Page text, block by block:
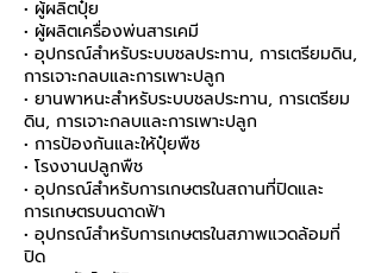
• ผู้ผลิตปุ๋ย
• ผู้ผลิตเครื่องพ่นสารเคมี
• อุปกรณ์สำหรับระบบชลประทาน, การเตรียมดิน,
การเจาะกลบและการเพาะปลูก
• ยานพาหนะสำหรับระบบชลประทาน, การเตรียม
ดิน, การเจาะกลบและการเพาะปลูก
• การป้องกันและให้ปุ๋ยพืช
• โรงงานปลูกพืช
• อุปกรณ์สำหรับการเกษตรในสถานที่ปิดและ
การเกษตรบนดาดฟ้า
• อุปกรณ์สำหรับการเกษตรในสภาพแวดล้อมที่
ปิด